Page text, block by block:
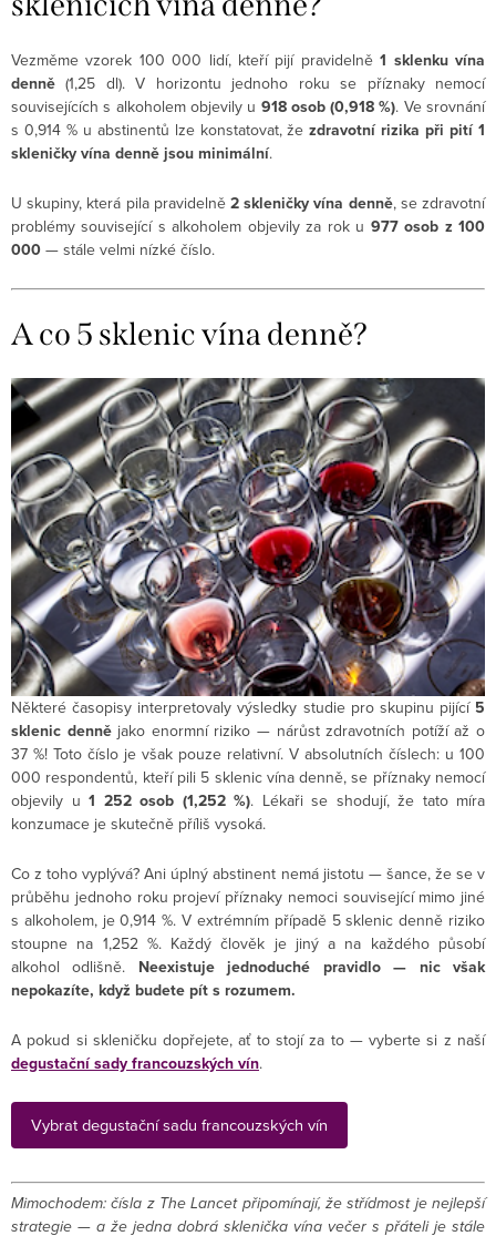
Vezměme vzorek 100 000 lidí, kteří pijí pravidelně1 sklenku vína
denně (1,25 dl). V horizontu jednoho roku se příznaky nemocí
souvisejících s alkoholem objevily u 918 osob (0,918 %). Ve srovnání
s 0,914 % u abstinentů lze konstatovat, žezdravotní rizika při pití 1
skleničky vína denně jsou minimální.
U skupiny, která pila pravidelně 2 skleničky vína denně, se zdravotní
problémy související s alkoholem objevily za rok u 977 osob z 100
000 — stále velmi nízké číslo.
A co 5 sklenic vína denně?
Některé časopisy interpretovaly výsledky studie pro skupinu pijící 5
sklenic dennějako enormní riziko — nárůst zdravotních potíží až o
37 %! Toto číslo je však pouze relativní. V absolutních číslech: u 100
000 respondentů, kteří pili 5 sklenic vína denně, se příznaky nemocí
objevily u 1 252 osob (1,252 %). Lékaři se shodují, že tato míra
konzumace je skutečně příliš vysoká.
Co z toho vyplývá? Ani úplný abstinent nemá jistotu — šance, že se v
průběhu jednoho roku projeví příznaky nemoci související mimo jiné
s alkoholem, je 0,914 %. V extrémním případě 5 sklenic denně riziko
stoupne na 1,252 %. Každý člověk je jiný a na každého působí
alkohol odlišně. Neexistuje jednoduché pravidlo — nic však
nepokazíte, když budete pít s rozumem.
A pokud si skleničku dopřejete, ať to stojí za to — vyberte si z naší
degustační sady francouzských vín.
Vybrat degustační sadu francouzských vín
Mimochodem: čísla z The Lancet připomínají, že střídmost je nejlepší
strategie — a že jedna dobrá sklenička vína večer s přáteli je stále